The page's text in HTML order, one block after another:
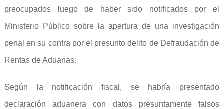
preocupados luego de haber sido notificados por el
Ministerio Público sobre la apertura de una investigación
penal en su contra por el presunto delito de Defraudación de
Rentas de Aduanas.
Según la notificación fiscal, se habría presentado
declaración aduanera con datos presuntamente falsos